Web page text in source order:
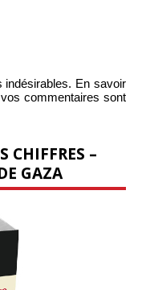
indésirables. En savoir
commentaires sont
CHIFFRES –
GAZA